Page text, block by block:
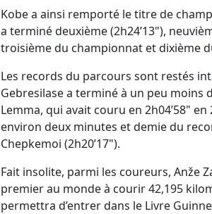
Kobe a ainsi remporté le titre de
a terminé deuxième (2h24’13"),
troisième du championnat et dixième
Les records du parcours sont restés
Gebresilase a terminé à un peu moins
Lemma, qui avait couru en 2h04’58"
environ deux minutes et demie du
Chepkemoi (2h20’17").
Fait insolite, parmi les coureurs, Anže
premier au monde à courir 42,195
permettra d’entrer dans le Livre